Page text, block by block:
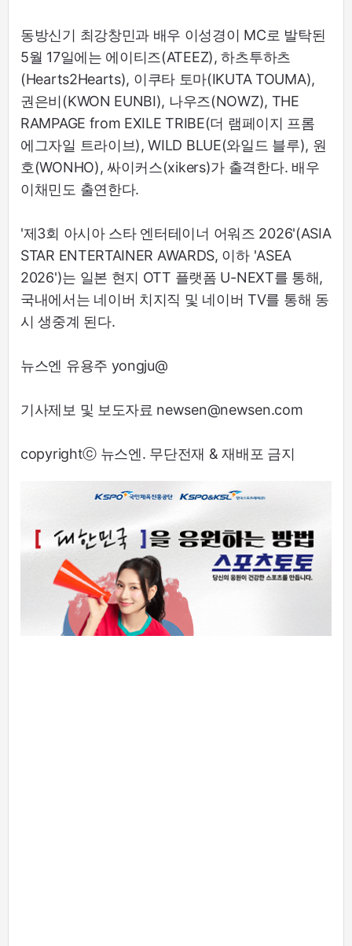
동방신기 최강창민과 배우 이성경이 MC로 발탁된
5월 17일에는 에이티즈(ATEEZ), 하츠투하츠
(Hearts2Hearts), 이쿠타 토마(IKUTA TOUMA),
권은비(KWON EUNBI), 나우즈(NOWZ), THE
RAMPAGE from EXILE TRIBE(더 램페이지 프롬
에그자일 트라이브), WILD BLUE(와일드 블루), 원
호(WONHO), 싸이커스(xikers)가 출격한다. 배우
이채민도 출연한다.
'제3회 아시아 스타 엔터테이너 어워즈 2026'(ASIA
STAR ENTERTAINER AWARDS, 이하 'ASEA
2026')는 일본 현지 OTT 플랫폼 U-NEXT를 통해,
국내에서는 네이버 치지직 및 네이버 TV를 통해 동
시 생중계 된다.
뉴스엔 유용주 yongju@
기사제보 및 보도자료 newsen@newsen.com
copyrightⓒ 뉴스엔. 무단전재 & 재배포 금지